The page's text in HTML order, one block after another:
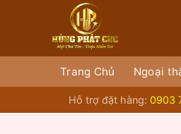
dung
Trang Chủ Ngoại
Hỗ trợ đặt hàng: 0903